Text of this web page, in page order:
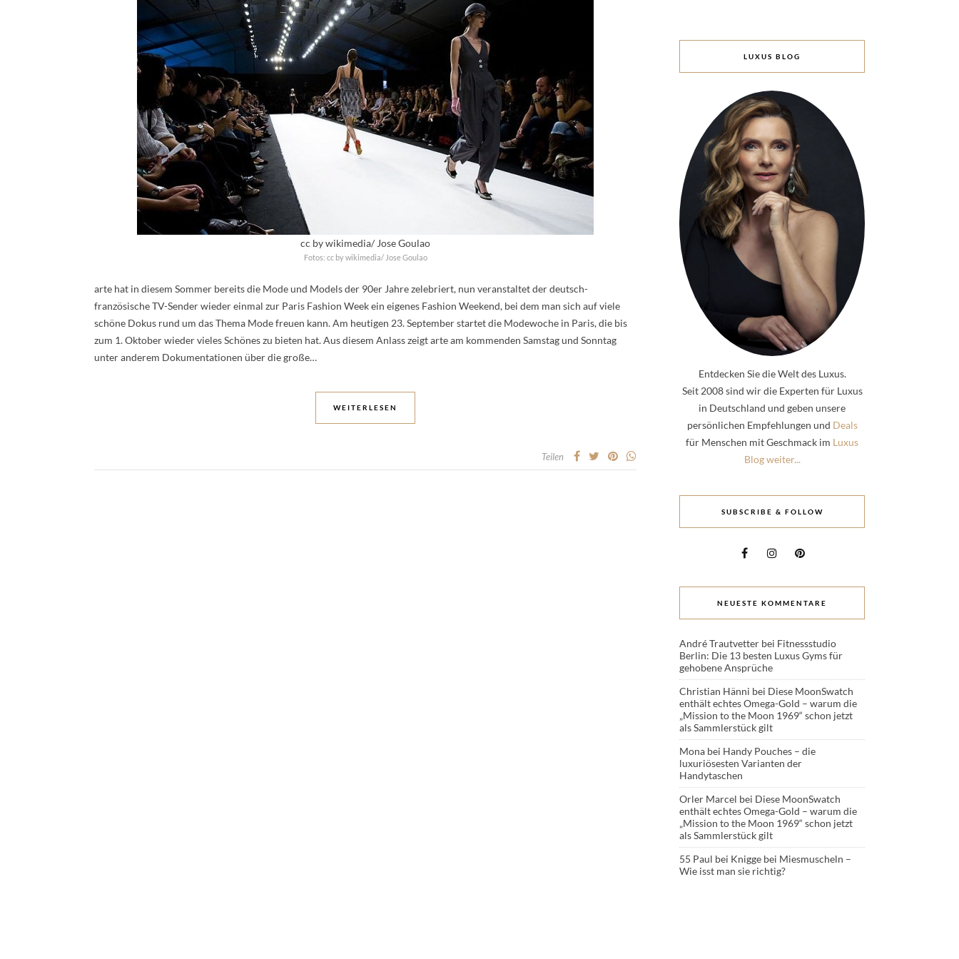
cc by wikimedia/ Jose Goulao
Fotos: cc by wikimedia/ Jose Goulao
arte hat in diesem Sommer bereits die Mode und Models der 90er Jahre zelebriert, nun veranstaltet der deutsch-
französische TV-Sender wieder einmal zur Paris Fashion Week ein eigenes Fashion Weekend, bei dem man sich auf viele
schöne Dokus rund um das Thema Mode freuen kann. Am heutigen 23. September startet die Modewoche in Paris, die bis
zum 1. Oktober wieder vieles Schönes zu bieten hat. Aus diesem Anlass zeigt arte am kommenden Samstag und Sonntag
unter anderem Dokumentationen über die große…
WEITERLESEN
Teilen
LUXUS BLOG
Entdecken Sie die Welt des Luxus.
Seit 2008 sind wir die Experten für Luxus
in Deutschland und geben unsere
persönlichen Empfehlungen und Deals
für Menschen mit Geschmack im Luxus
Blog weiter...
SUBSCRIBE & FOLLOW
NEUESTE KOMMENTARE
André Trautvetter bei Fitnessstudio
Berlin: Die 13 besten Luxus Gyms für
gehobene Ansprüche
Christian Hänni bei Diese MoonSwatch
enthält echtes Omega-Gold – warum die
„Mission to the Moon 1969“ schon jetzt
als Sammlerstück gilt
Mona bei Handy Pouches – die
luxuriösesten Varianten der
Handytaschen
Orler Marcel bei Diese MoonSwatch
enthält echtes Omega-Gold – warum die
„Mission to the Moon 1969“ schon jetzt
als Sammlerstück gilt
55 Paul bei Knigge bei Miesmuscheln –
Wie isst man sie richtig?